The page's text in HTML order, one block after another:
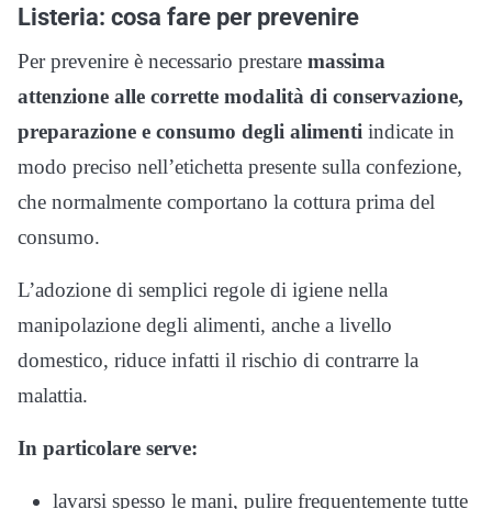
Listeria: cosa fare per prevenire
Per prevenire è necessario prestare massima
attenzione alle corrette modalità di conservazione,
preparazione e consumo degli alimenti indicate in
modo preciso nell’etichetta presente sulla confezione,
che normalmente comportano la cottura prima del
consumo.
L’adozione di semplici regole di igiene nella
manipolazione degli alimenti, anche a livello
domestico, riduce infatti il rischio di contrarre la
malattia.
In particolare serve:
lavarsi spesso le mani, pulire frequentemente tutte